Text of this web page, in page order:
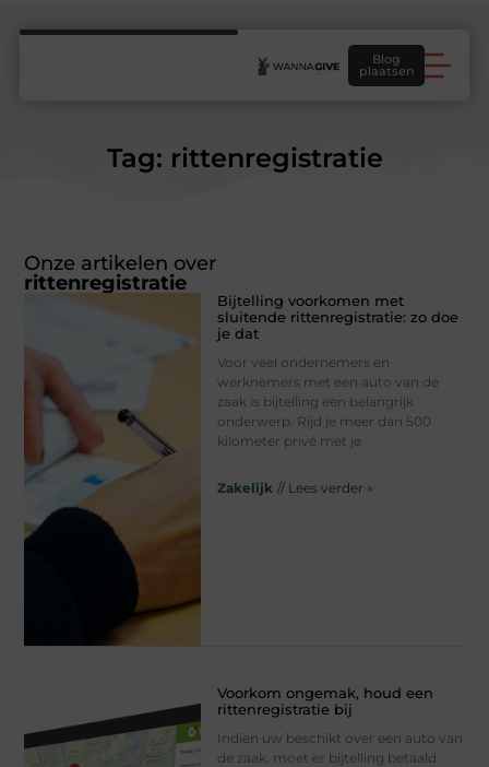
Blog
plaatsen
Tag: rittenregistratie
Onze artikelen over
rittenregistratie
Bijtelling voorkomen met
sluitende rittenregistratie: zo doe
je dat
Voor veel ondernemers en
werknemers met een auto van de
zaak is bijtelling een belangrijk
onderwerp. Rijd je meer dan 500
kilometer privé met je
Zakelijk // Lees verder »
Voorkom ongemak, houd een
rittenregistratie bij
Indien uw beschikt over een auto van
de zaak, moet er bijtelling betaald